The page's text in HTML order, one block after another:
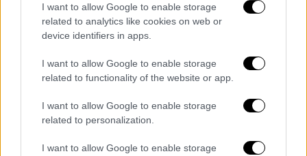
I want to allow Google to enable storage
related to analytics like cookies on web or
device identifiers in apps.
I want to allow Google to enable storage
related to functionality of the website or app.
I want to allow Google to enable storage
related to personalization.
I want to allow Google to enable storage
Bernfeld) και Λουσιάννα Ντέιμον (Luciana
Damon).Παρά το υψηλό προφίλ των
πρωταγωνιστών, το φιλμ θα ακολουθήσει τη
μέθοδο της απευθείας κυκλοφορίας σε
streaming, παρακάμπτοντας τις
κινηματογραφικές αίθουσες .
Το «The RIP» αναμένεται να είναι διαθέσιμο
στην πλατφόρμα στις16 Ιανουαρίου